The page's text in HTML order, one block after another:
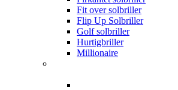
Fit over solbriller
Flip Up Solbriller
Golf solbriller
Hurtigbriller
Millionaire